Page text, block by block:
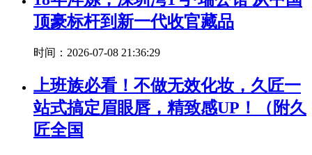
顶豪标杆到新一代收官藏品
时间：2026-07-08 21:36:29
上班族必看！不做无效化妆，久匠一
站式搞定眉眼唇，精致感UP！（附久
匠全国